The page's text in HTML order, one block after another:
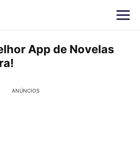
App de Novelas
ANÚNCIOS